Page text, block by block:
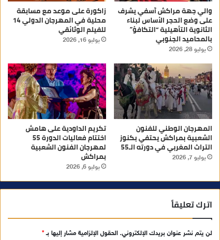
والي جهة مراكش آسفي يشرف
على وضع الحجر الأساس لبناء
الثانوية التأهيلية “التكافؤ”
بالمحاميد الجنوبي
يوليو 28, 2026
زاكورة على موعد مع مسابقة
محلية في المهرجان الدولي 14
للفيلم الوثائقي
يوليو 16, 2026
المهرجان الوطني للفنون
الشعبية بمراكش يحتفي بكنوز
التراث المغربي في دورته الـ55
يوليو 7, 2026
تكريم الداودية على هامش
اختتام فعاليات الدورة 55
لمهرجان الفنون الشعبية
بمراكش
يوليو 6, 2026
اترك تعليقاً
لن يتم نشر عنوان بريدك الإلكتروني. الحقول الإلزامية مشار إليها بـ*